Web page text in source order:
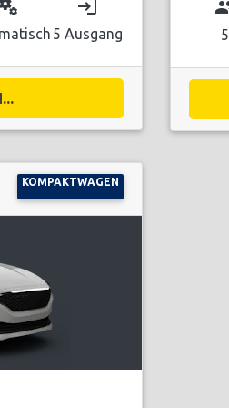
miscellaneous_services login
5 Ausgang 5
KOMPAKTWAGEN